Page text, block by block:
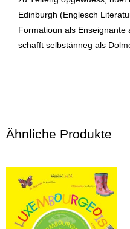
Edinburgh (Englesch
Formatioun als Enseignante
schafft selbstänneg als
Ähnliche Produkte